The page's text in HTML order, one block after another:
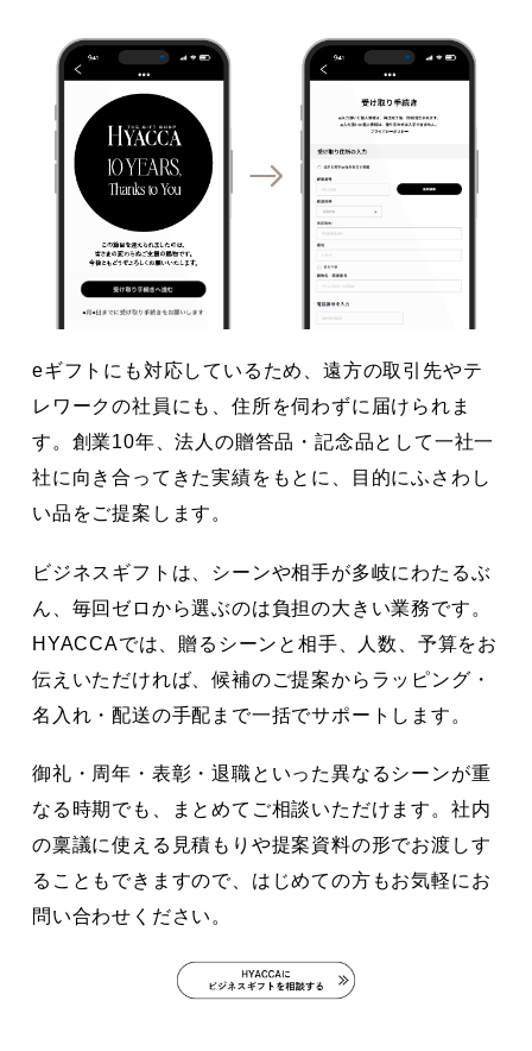
eギフトにも対応しているため、遠方の取引先やテ
レワークの社員にも、住所を伺わずに届けられま
す。創業10年、法人の贈答品・記念品として一社一
社に向き合ってきた実績をもとに、目的にふさわし
い品をご提案します。
ビジネスギフトは、シーンや相手が多岐にわたるぶ
ん、毎回ゼロから選ぶのは負担の大きい業務です。
HYACCAでは、贈るシーンと相手、人数、予算をお
伝えいただければ、候補のご提案からラッピング・
名入れ・配送の手配まで一括でサポートします。
御礼・周年・表彰・退職といった異なるシーンが重
なる時期でも、まとめてご相談いただけます。社内
の稟議に使える見積もりや提案資料の形でお渡しす
ることもできますので、はじめての方もお気軽にお
問い合わせください。